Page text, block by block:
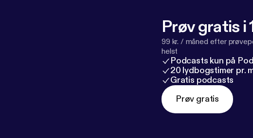
Prøv gratis i
99 kr. / måned efter
helst
Podcasts kun på
20 lydbogstimer pr.
Gratis podcasts
Prøv gratis